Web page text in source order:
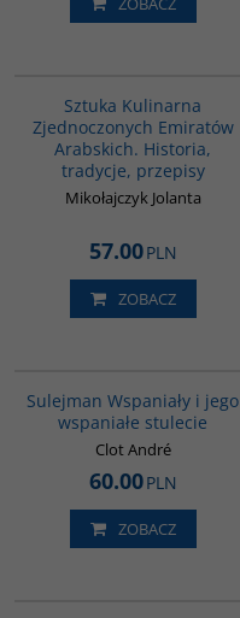
Sztuka Kulinarna
Zjednoczonych Emiratów
Arabskich. Historia,
tradycje, przepisy
Mikołajczyk Jolanta
57.00PLN
ZOBACZ
Sulejman Wspaniały i jego
wspaniałe stulecie
Clot André
60.00PLN
ZOBACZ